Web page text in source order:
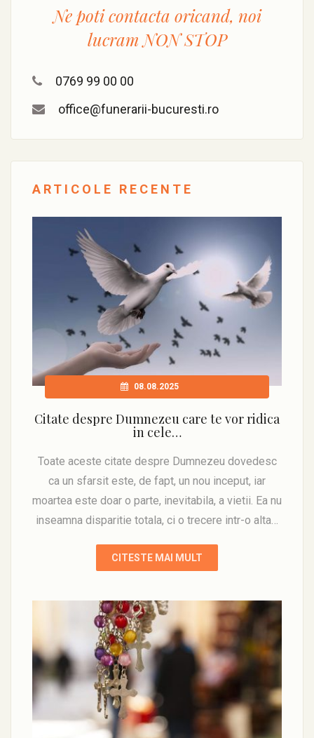
Ne poti contacta oricand, noi
lucramNON STOP
0769 99 00 00
office@funerarii-bucuresti.ro
ARTICOLE RECENTE
08.08.2025
Citate despre Dumnezeu care te vor ridica
in cele…
Toate aceste citate despre Dumnezeu dovedesc
ca un sfarsit este, de fapt, un nou inceput, iar
moartea este doar o parte, inevitabila, a vietii. Ea nu
inseamna disparitie totala, ci o trecere intr-o alta…
CITESTE MAI MULT